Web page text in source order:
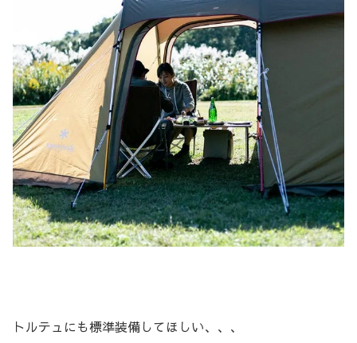
トルテュにも標準装備してほしい、、、